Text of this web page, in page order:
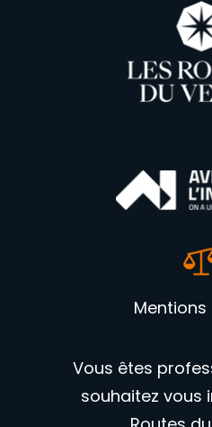
Mentions
Vous êtes
souhaitez vous